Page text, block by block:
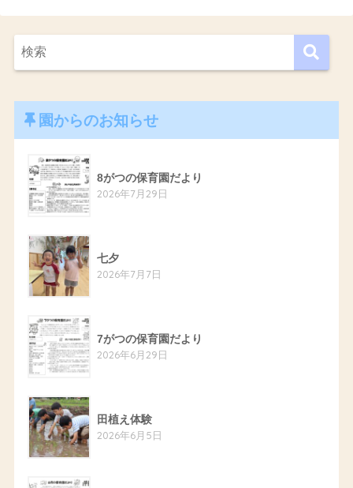
園からのお知らせ
8がつの保育園だより
2026年7月29日
七夕
2026年7月7日
7がつの保育園だより
2026年6月29日
田植え体験
2026年6月5日